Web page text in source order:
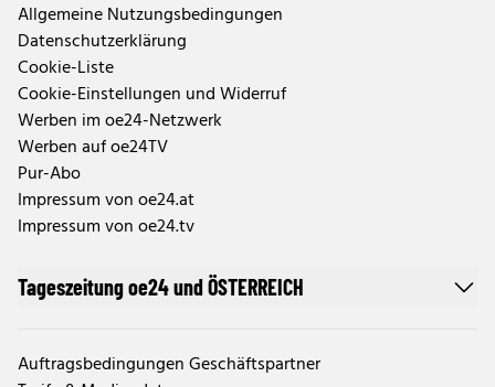
Allgemeine Nutzungsbedingungen
Datenschutzerklärung
Cookie-Liste
Cookie-Einstellungen und Widerruf
Werben im oe24-Netzwerk
Werben auf oe24TV
Pur-Abo
Impressum von oe24.at
Impressum von oe24.tv
Tageszeitung oe24 und ÖSTERREICH
Auftragsbedingungen Geschäftspartner